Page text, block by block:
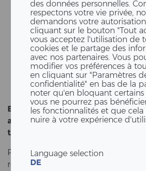
des données personnelles.
respectons votre vie privée,
demandons votre
cliquant sur le bouton "Tout
vous acceptez l'utilisation de
cookies et le partage des
avec nos partenaires. Vous
modifier vos préférences à
en cliquant sur "Paramètres
confidentialité" en bas de la
noter qu'en bloquant certains
vous ne pourrez pas
les fonctionnalités et que
nuire à votre expérience
Language selection
DE
PHI­LO­SO­PHIE
PACE
Em­prun­ter de nou­vel­les voies et
avec des so­lu­ti­ons in­no­van­tes
tu­re d'en­t­re­pri­se d'ERNE.
Pour notre ex­ten­si­on, nous avons
repensé des con­struc­tions